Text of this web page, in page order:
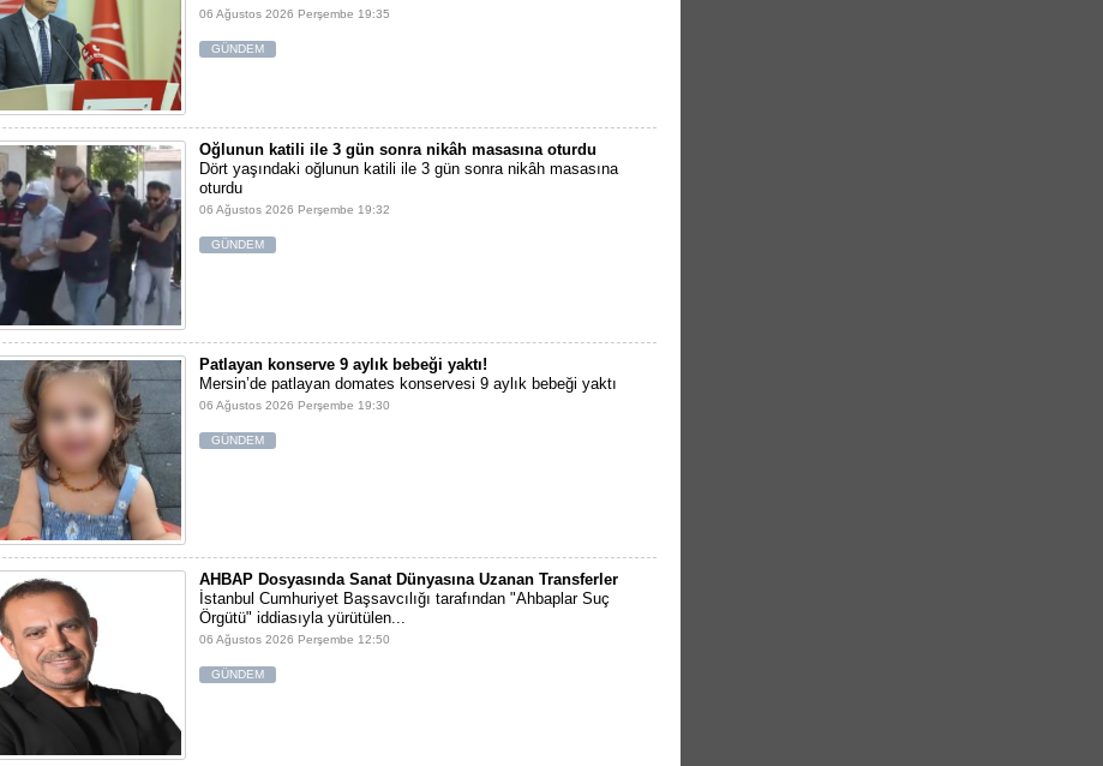
06 Ağustos 2026 Perşembe 19:35
GÜNDEM
Oğlunun katili ile 3 gün sonra nikâh masasına oturdu
Dört yaşındaki oğlunun katili ile 3 gün sonra nikâh masasına
oturdu
06 Ağustos 2026 Perşembe 19:32
GÜNDEM
Patlayan konserve 9 aylık bebeği yaktı!
Mersin’de patlayan domates konservesi 9 aylık bebeği yaktı
06 Ağustos 2026 Perşembe 19:30
GÜNDEM
AHBAP Dosyasında Sanat Dünyasına Uzanan Transferler
İstanbul Cumhuriyet Başsavcılığı tarafından "Ahbaplar Suç
Örgütü" iddiasıyla yürütülen...
06 Ağustos 2026 Perşembe 12:50
GÜNDEM